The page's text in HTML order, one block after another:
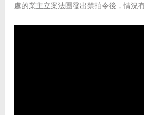
處的業主立案法團發出禁拍令後，情況